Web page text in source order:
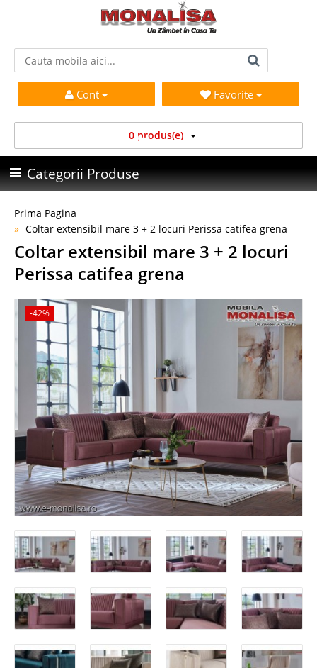
Cont Favorite
0 produs(e)
Categorii Produse
Prima Pagina
Coltar extensibil mare 3 + 2 locuri Perissa catifea grena
Coltar extensibil mare 3 + 2 locuri
Perissa catifea grena
-42%